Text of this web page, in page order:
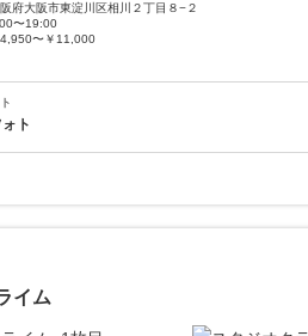
府大阪市東淀川区相川２丁目８−２
〜19:00
4,950〜￥11,000
ト
イム